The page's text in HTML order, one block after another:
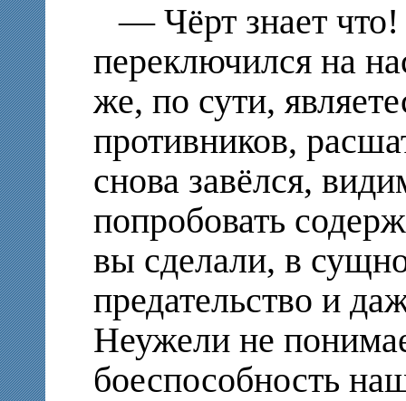
— Чёрт знает
переключился на
же, по сути,
противников,
снова завёлся,
попробовать
вы сделали, в
предательство и
Неужели не
боеспособность